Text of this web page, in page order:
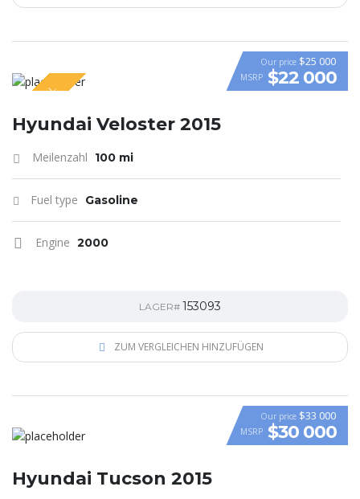
VIDEO
SPECIAL
Our price $25 000
MSRP $22 000
Hyundai Veloster 2015
Meilenzahl 100 mi
Fuel type Gasoline
Engine 2000
LAGER# 153093
ZUM VERGLEICHEN HINZUFÜGEN
VIDEO
Our price $33 000
MSRP $30 000
Hyundai Tucson 2015